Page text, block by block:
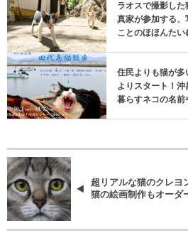
ラオスで撮影し
真家が参加する
ことのほほんた
住民よりも猫が多
よりスタート！
暮らすネコの名前
超リアルな猫のクレヨ
猫の絵画制作もオーダ